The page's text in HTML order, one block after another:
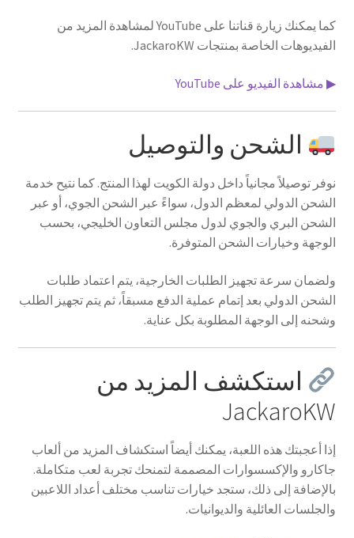
كما يمكنك زيارة قناتنا على YouTube لمشاهدة المزيد من
الفيديوهات الخاصة بمنتجات JackaroKW.
▶ مشاهدة الفيديو على YouTube
الشحن والتوصيل
نوفر توصيلاً مجانياً داخل دولة الكويت لهذا المنتج. كما نتيح خدمة
الشحن الدولي لمعظم الدول، سواءً عبر الشحن الجوي، أو عبر
الشحن البري والجوي لدول مجلس التعاون الخليجي، بحسب
الوجهة وخيارات الشحن المتوفرة.
ولضمان سرعة تجهيز الطلبات الخارجية، يتم اعتماد طلبات
الشحن الدولي بعد إتمام عملية الدفع مسبقاً، ثم يتم تجهيز الطلب
وشحنه إلى الوجهة المطلوبة بكل عناية.
استكشف المزيد من
JackaroKW
إذا أعجبتك هذه اللعبة، يمكنك أيضاً استكشاف المزيد من ألعاب
جاكارو والإكسسوارات المصممة لتمنحك تجربة لعب متكاملة.
بالإضافة إلى ذلك، ستجد خيارات تناسب مختلف أعداد اللاعبين
والجلسات العائلية والديوانيات.